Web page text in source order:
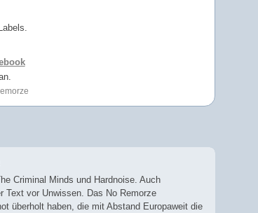
Criminal Minds und Hardnoise. Auch
Text vor Unwissen. Das No Remorze
überholt haben, die mit Abstand Europaweit die